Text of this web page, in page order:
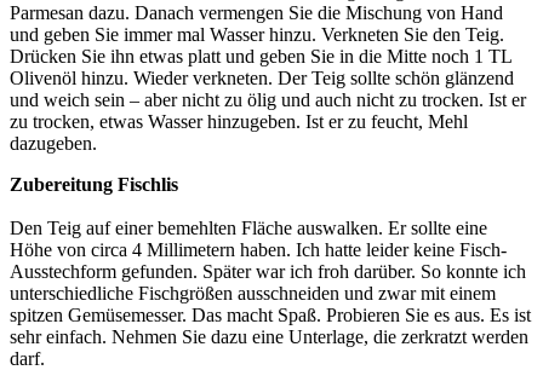
Parmesan dazu. Danach vermengen Sie die Mischung von Hand
und geben Sie immer mal Wasser hinzu. Verkneten Sie den Teig.
Drücken Sie ihn etwas platt und geben Sie in die Mitte noch 1 TL
Olivenöl hinzu. Wieder verkneten. Der Teig sollte schön glänzend
und weich sein – aber nicht zu ölig und auch nicht zu trocken. Ist er
zu trocken, etwas Wasser hinzugeben. Ist er zu feucht, Mehl
dazugeben.
Zubereitung Fischlis
Den Teig auf einer bemehlten Fläche auswalken. Er sollte eine
Höhe von circa 4 Millimetern haben. Ich hatte leider keine Fisch-
Ausstechform gefunden. Später war ich froh darüber. So konnte ich
unterschiedliche Fischgrößen ausschneiden und zwar mit einem
spitzen Gemüsemesser. Das macht Spaß. Probieren Sie es aus. Es ist
sehr einfach. Nehmen Sie dazu eine Unterlage, die zerkratzt werden
darf.